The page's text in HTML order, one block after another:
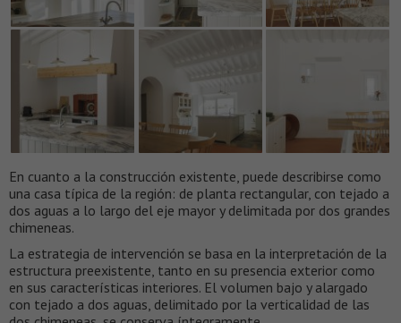
En cuanto a la construcción existente, puede describirse como
una casa típica de la región: de planta rectangular, con tejado a
dos aguas a lo largo del eje mayor y delimitada por dos grandes
chimeneas.
La estrategia de intervención se basa en la interpretación de la
estructura preexistente, tanto en su presencia exterior como
en sus características interiores. El volumen bajo y alargado
con tejado a dos aguas, delimitado por la verticalidad de las